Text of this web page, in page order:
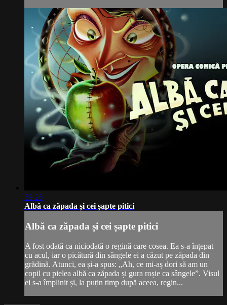
59:26
Albă ca zăpada și cei șapte pitici
Albă ca zăpada și cei șapte pitici
A fost odată ca niciodată o regină care cosea. Ea s-a înțepat
cu acul, iar o picătură din sângele ei a căzut pe zăpada din
grădină. Atunci, ea și-a spus: „Ah, ce mi-aș dori să am un
copil cu pielea albă ca zăpada și gura roșie ca sângele”. Visul
ei s-a împlinit și, la puțin timp după aceea, regin...